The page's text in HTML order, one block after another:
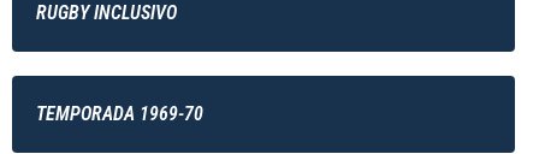
RUGBY INCLUSIVO
TEMPORADA 1969-70